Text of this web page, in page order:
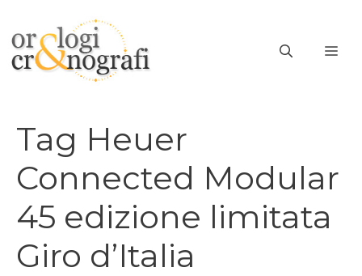
contenuto
Tag Heuer
Connected Modular
45 edizione limitata
Giro d’Italia